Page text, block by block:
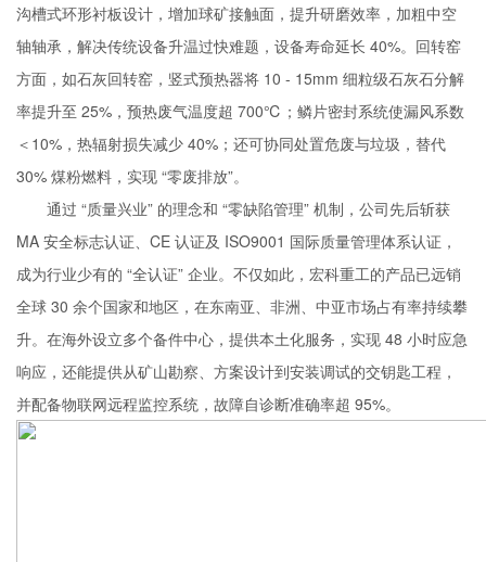
沟槽式环形衬板设计，增加球矿接触面，提升研磨效率，加粗中空
轴轴承，解决传统设备升温过快难题，设备寿命延长 40%。回转窑
方面，如石灰回转窑，竖式预热器将 10 - 15mm 细粒级石灰石分解
率提升至 25%，预热废气温度超 700℃；鳞片密封系统使漏风系数
＜10%，热辐射损失减少 40%；还可协同处置危废与垃圾，替代
30% 煤粉燃料，实现 “零废排放”。
通过 “质量兴业” 的理念和 “零缺陷管理” 机制，公司先后斩获
MA 安全标志认证、CE 认证及 ISO9001 国际质量管理体系认证，
成为行业少有的 “全认证” 企业。不仅如此，宏科重工的产品已远销
全球 30 余个国家和地区，在东南亚、非洲、中亚市场占有率持续攀
升。在海外设立多个备件中心，提供本土化服务，实现 48 小时应急
响应，还能提供从矿山勘察、方案设计到安装调试的交钥匙工程，
并配备物联网远程监控系统，故障自诊断准确率超 95%。